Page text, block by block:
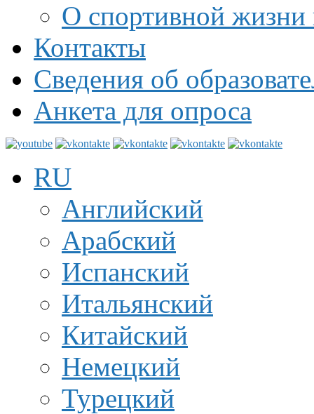
О спортивной жизни
Контакты
Сведения об
Анкета для опроса
RU
Английский
Арабский
Испанский
Итальянский
Китайский
Немецкий
Турецкий